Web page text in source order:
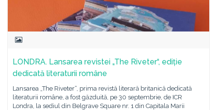
LONDRA. Lansarea revistei „The Riveter“, ediție
dedicată literaturii române
Lansarea „The Riveter“, prima revistă literară britanică dedicată
literaturii române, a fost găzduită, pe 30 septembrie, de ICR
Londra, la sediul din Belgrave Square nr. 1 din Capitala Marii